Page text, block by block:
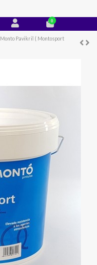
0
Monto Pavikril ( Montosport